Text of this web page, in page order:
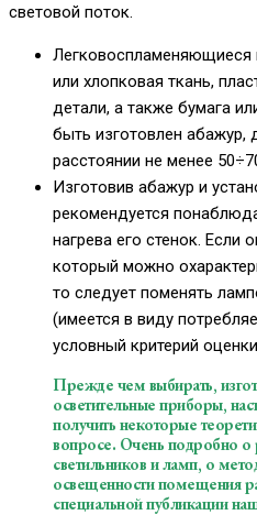
световой поток.
Легковоспламеняющиеся
или хлопковая ткань,
детали, а также бумага
быть изготовлен абажур,
расстоянии не менее
Изготовив абажур и
рекомендуется
нагрева его стенок. Если
который можно
то следует поменять
(имеется в виду
условный критерий
Прежде чем выбирать,
осветительные приборы,
получить некоторые
вопросе. Очень подробно о
светильников и ламп, о
освещенности помещения
специальной публикации